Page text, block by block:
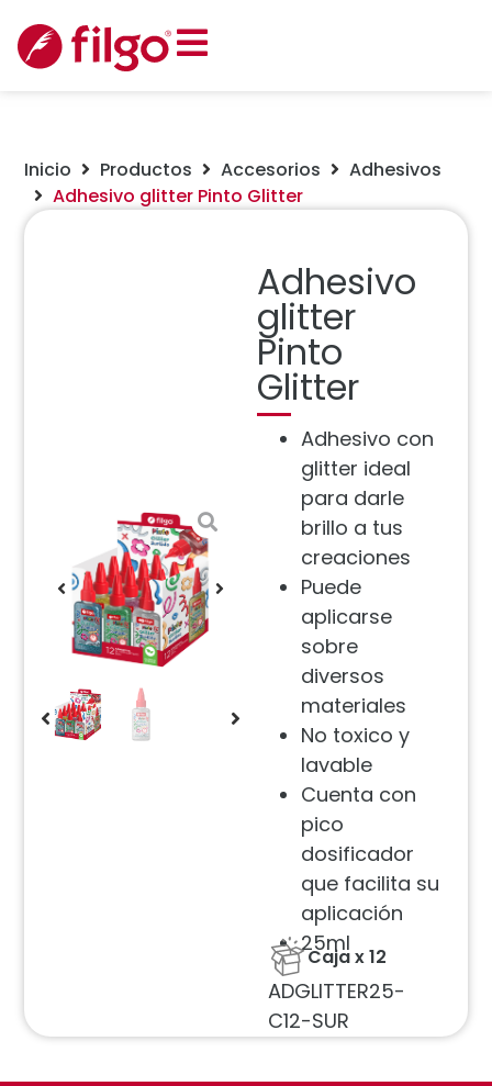
Inicio Productos Accesorios
Adhesivos
Adhesivo glitter Pinto Glitter
Adhesivo
glitter
Pinto
Glitter
Adhesivo con
glitter ideal
para darle
brillo a tus
creaciones
Puede
aplicarse
sobre
diversos
materiales
No toxico y
lavable
Cuenta con
pico
dosificador
que facilita su
aplicación
25ml
Caja x 12
ADGLITTER25-
C12-SUR